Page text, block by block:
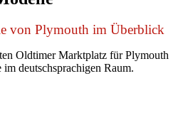
von Plymouth im Überblick
Oldtimer Marktplatz für Plymouth
deutschsprachigen Raum.